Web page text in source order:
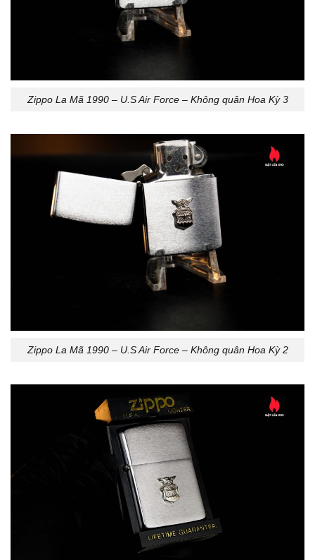
Zippo La Mã 1990 – U.S Air Force – Không quân Hoa Kỳ 3
Zippo La Mã 1990 – U.S Air Force – Không quân Hoa Kỳ 2